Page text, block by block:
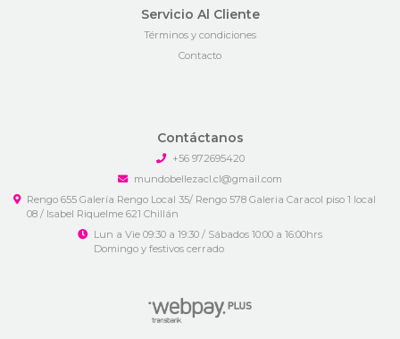
Servicio Al Cliente
Términos y condiciones
Contacto
Contáctanos
+56 972695420
mundobellezacl.cl@gmail.com
Rengo 655 Galería Rengo Local 35/ Rengo 578 Galeria Caracol piso 1 local
08 / Isabel Riquelme 621 Chillán
Lun a Vie 09:30 a 19:30 / Sábados 10:00 a 16:00hrs
Domingo y festivos cerrado